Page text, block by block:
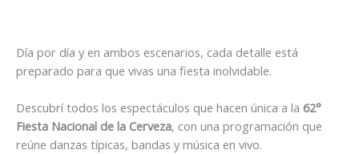
Día por día y en ambos escenarios, cada detalle está
preparado para que vivas una fiesta inolvidable.
Descubrí todos los espectáculos que hacen única a la 62°
Fiesta Nacional de la Cerveza, con una programación que
reúne danzas típicas, bandas y música en vivo.